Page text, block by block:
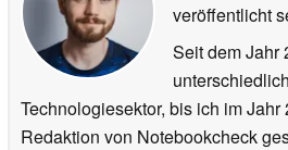
veröffentlicht
Seit dem Jahr
Technologiesektor, bis ich im
Redaktion von Notebookcheck